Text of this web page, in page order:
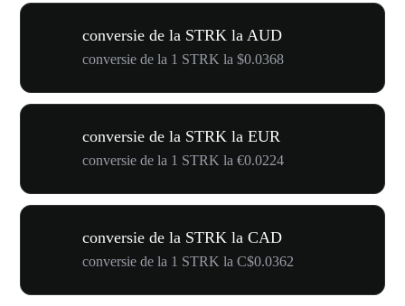
conversie de la STRK la AUD
conversie de la 1 STRK la $0.0368
conversie de la STRK la EUR
conversie de la 1 STRK la €0.0224
conversie de la STRK la CAD
conversie de la 1 STRK la C$0.0362